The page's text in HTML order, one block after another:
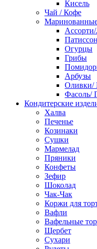
Кисель
Чай / Кофе
Огурцы
Грибы
Арбузы
Оливки/
Фасоль/
Кондитерские
Халва
Печенье
Козинаки
Сушки
Мармелад
Пряники
Конфеты
Зефир
Шоколад
Чак-Чак
Коржи для
Вафли
Вафельные
Щербет
Сухари